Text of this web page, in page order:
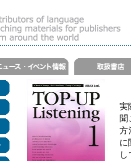
実
方
に